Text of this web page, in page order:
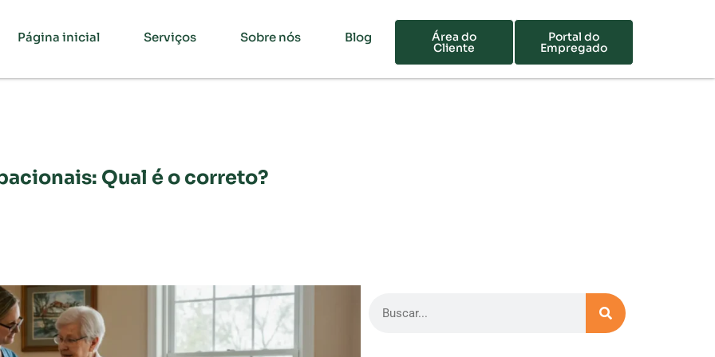
Página inicial Serviços Sobre nós Blog Área do
Cliente
Portal do
Empregado
Qual é o correto?